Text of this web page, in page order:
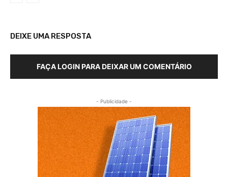
DEIXE UMA RESPOSTA
FAÇA LOGIN PARA DEIXAR UM COMENTÁRIO
- Publicidade -